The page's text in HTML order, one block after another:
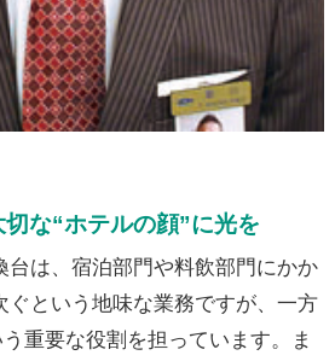
な“ホテルの顔”に光を
台は、宿泊部門や料飲部門にかか
ぐという地味な業務ですが、一方
重要な役割を担っています。ま